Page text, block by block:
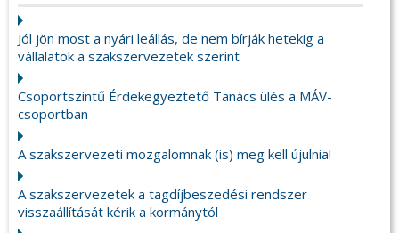
Jól jön most a nyári leállás, de nem bírják hetekig a
vállalatok a szakszervezetek szerint
Csoportszintű Érdekegyeztető Tanács ülés a MÁV-
csoportban
A szakszervezeti mozgalomnak (is) meg kell újulnia!
A szakszervezetek a tagdíjbeszedési rendszer
visszaállítását kérik a kormánytól